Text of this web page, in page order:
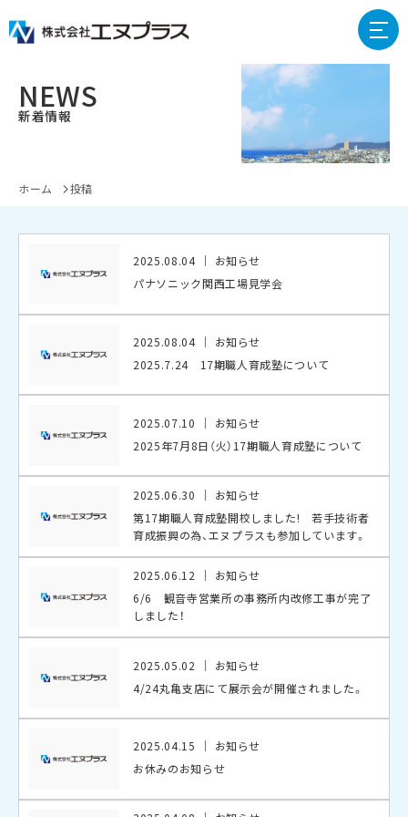
NEWS
新着情報
ホーム 投稿
2025.08.04
お知らせ
パナソニック関西工場見学会
2025.08.04
お知らせ
2025.7.24 17期職人育成塾について
2025.07.10
お知らせ
2025年7月8日（火）17期職人育成塾について
2025.06.30
お知らせ
第17期職人育成塾開校しました! 若手技術者
育成振興の為、エヌプラスも参加しています。
2025.06.12
お知らせ
6/6 観音寺営業所の事務所内改修工事が完了
しました！
2025.05.02
お知らせ
4/24丸亀支店にて展示会が開催されました。
2025.04.15
お知らせ
お休みのお知らせ